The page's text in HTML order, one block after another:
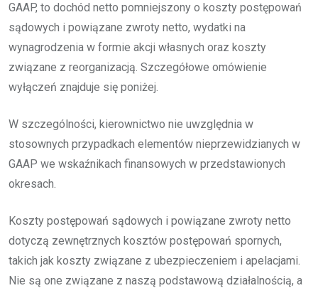
GAAP, to dochód netto pomniejszony o koszty postępowań
sądowych i powiązane zwroty netto, wydatki na
wynagrodzenia w formie akcji własnych oraz koszty
związane z reorganizacją. Szczegółowe omówienie
wyłączeń znajduje się poniżej.
W szczególności, kierownictwo nie uwzględnia w
stosownych przypadkach elementów nieprzewidzianych w
GAAP we wskaźnikach finansowych w przedstawionych
okresach.
Koszty postępowań sądowych i powiązane zwroty netto
dotyczą zewnętrznych kosztów postępowań spornych,
takich jak koszty związane z ubezpieczeniem i apelacjami.
Nie są one związane z naszą podstawową działalnością, a